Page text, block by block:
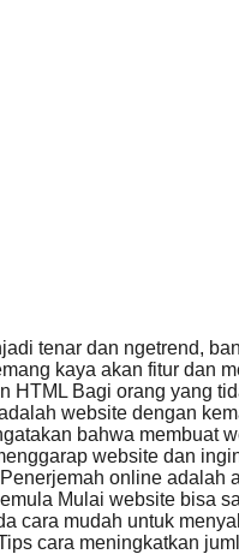
tenar dan ngetrend,
kaya akan fitur dan
HTML Bagi orang yang
website dengan
bahwa membuat
website dan
online
Mulai website bisa
cara mudah untuk
cara meningkatkan